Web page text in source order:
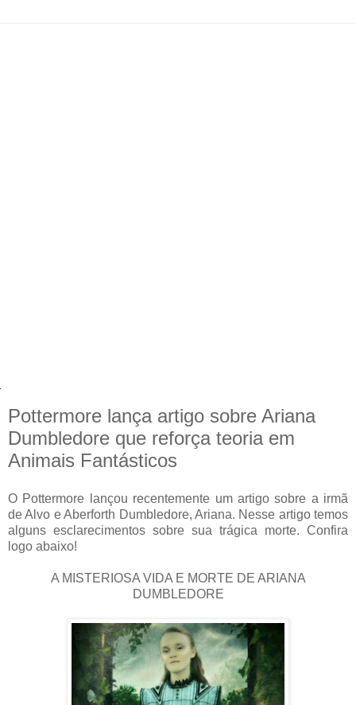
Pottermore lança artigo sobre Ariana
Dumbledore que reforça teoria em
Animais Fantásticos
O Pottermore lançou recentemente um artigo sobre a irmã
de Alvo e Aberforth Dumbledore, Ariana. Nesse artigo temos
alguns esclarecimentos sobre sua trágica morte. Confira
logo abaixo!
A MISTERIOSA VIDA E MORTE DE ARIANA
DUMBLEDORE